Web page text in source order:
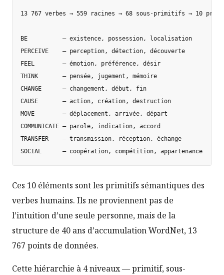
13 767 verbes → 559 racines → 68 sous-primitifs → 10
BE          — existence, possession, localisation
PERCEIVE    — perception, détection, découverte
FEEL        — émotion, préférence, désir
THINK       — pensée, jugement, mémoire
CHANGE      — changement, début, fin
CAUSE       — action, création, destruction
MOVE        — déplacement, arrivée, départ
COMMUNICATE — parole, indication, accord
TRANSFER    — transmission, réception, échange
Ces 10 éléments sont les primitifs sémantiques des
verbes humains. Ils ne proviennent pas de
l’intuition d’une seule personne, mais de la
structure de 40 ans d’accumulation WordNet, 13
767 points de données.
Cette hiérarchie à 4 niveaux — primitif, sous-